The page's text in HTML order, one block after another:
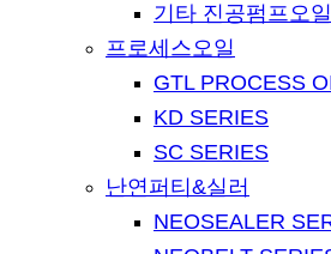
기타 진공펌프오일
프로세스오일
GTL PROCESS
KD SERIES
SC SERIES
난연퍼티&실러
NEOSEALER